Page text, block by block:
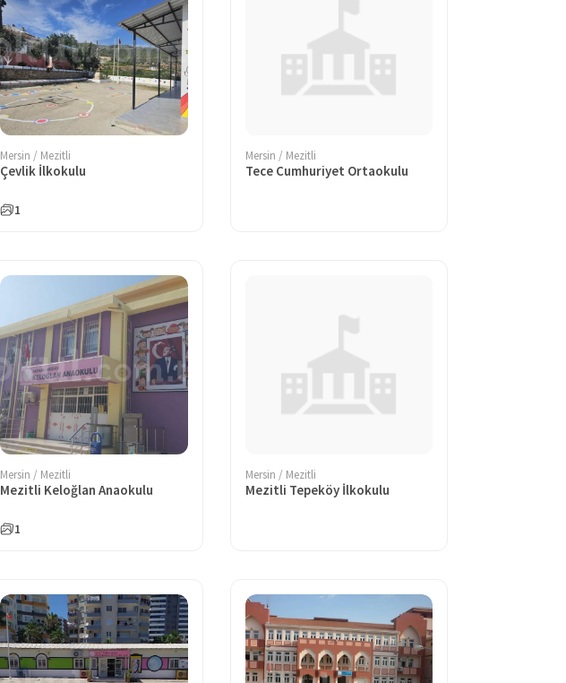
Mersin / Mezitli
Çevlik İlkokulu
1
Mersin / Mezitli
Tece Cumhuriyet Ortaokulu
Mersin / Mezitli
Mezitli Keloğlan Anaokulu
1
Mersin / Mezitli
Mezitli Tepeköy İlkokulu